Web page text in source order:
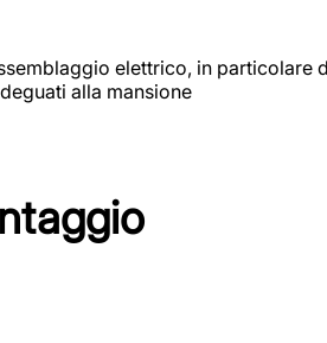
elettrico, in
alla mansione